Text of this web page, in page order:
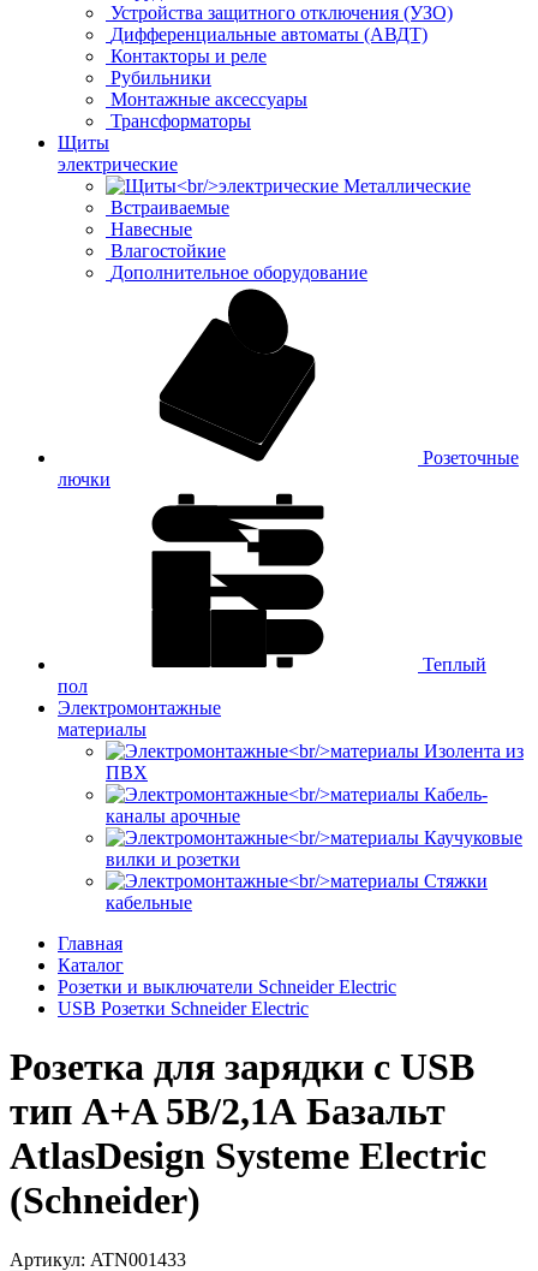
Устройства защитного отключения (УЗО)
Дифференциальные автоматы (АВДТ)
Контакторы и реле
Рубильники
Монтажные аксессуары
Трансформаторы
Щиты
электрические
Металлические
Встраиваемые
Навесные
Влагостойкие
Дополнительное оборудование
Розеточные
лючки
Теплый
пол
Электромонтажные
материалы
Изолента из
ПВХ
Кабель-
каналы арочные
Каучуковые
вилки и розетки
Стяжки
кабельные
Главная
Каталог
Розетки и выключатели Schneider Electric
USB Розетки Schneider Electric
Розетка для зарядки с USB
тип A+A 5В/2,1А Базальт
AtlasDesign Systeme Electric
(Schneider)
Артикул: ATN001433